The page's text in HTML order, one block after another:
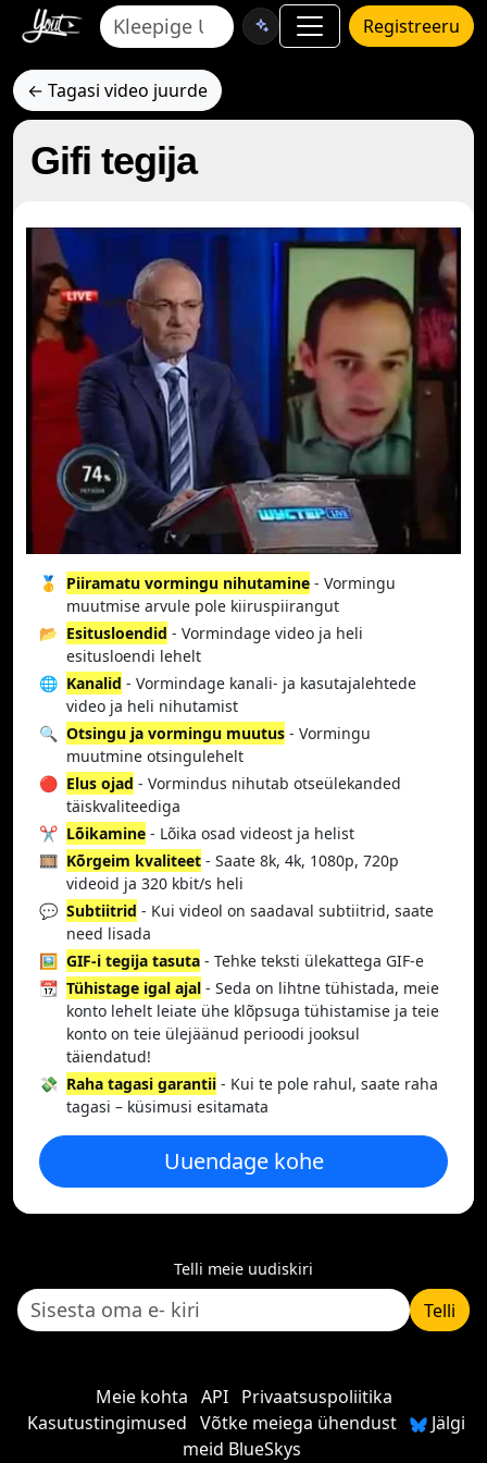
Registreeru
← Tagasi video juurde
Gifi tegija
🥇 Piiramatu vormingu nihutamine - Vormingu
muutmise arvule pole kiiruspiirangut
📂 Esitusloendid - Vormindage video ja heli
esitusloendi lehelt
🌐 Kanalid - Vormindage kanali- ja kasutajalehtede
video ja heli nihutamist
🔍 Otsingu ja vormingu muutus - Vormingu
muutmine otsingulehelt
🔴 Elus ojad - Vormindus nihutab otseülekanded
täiskvaliteediga
✂️ Lõikamine - Lõika osad videost ja helist
🎞️ Kõrgeim kvaliteet - Saate 8k, 4k, 1080p, 720p
videoid ja 320 kbit/s heli
💬 Subtiitrid - Kui videol on saadaval subtiitrid, saate
need lisada
🖼️ GIF-i tegija tasuta - Tehke teksti ülekattega GIF-e
📆 Tühistage igal ajal - Seda on lihtne tühistada, meie
konto lehelt leiate ühe klõpsuga tühistamise ja teie
konto on teie ülejäänud perioodi jooksul
täiendatud!
💸 Raha tagasi garantii - Kui te pole rahul, saate raha
tagasi – küsimusi esitamata
Uuendage kohe
Telli meie uudiskiri
Telli
Meie kohta API
Privaatsuspoliitika
Kasutustingimused Võtke meiega ühendust
Jälgi
meid BlueSkys